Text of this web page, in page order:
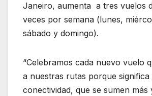
Janeiro, aumenta a tres vuelos
veces por semana (lunes,
sábado y domingo).
“Celebramos cada nuevo vuelo
a nuestras rutas porque
conectividad, que se sumen más